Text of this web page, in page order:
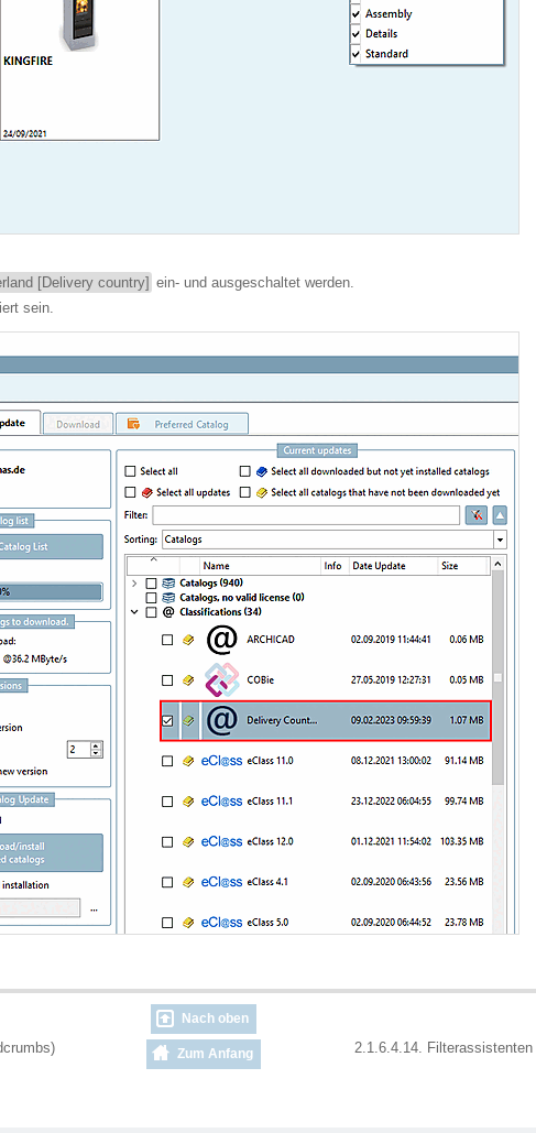
[Delivery country] ein- und ausgeschaltet werden.
sein.
Nach oben
Zum Anfang 2.1.6.4.14.